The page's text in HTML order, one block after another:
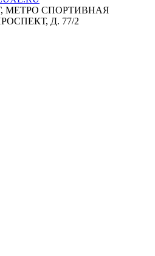
МЕТРО СПОРТИВНАЯ
Д. 77/2